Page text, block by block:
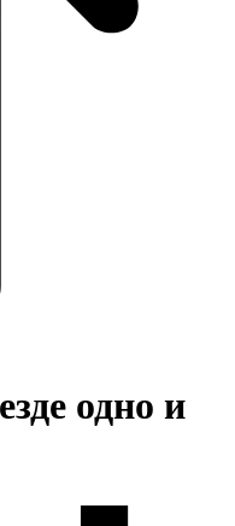
одно и